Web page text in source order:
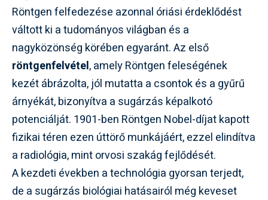
Röntgen felfedezése azonnal óriási érdeklődést
váltott ki a tudományos világban és a
nagyközönség körében egyaránt. Az első
röntgenfelvétel, amely Röntgen feleségének
kezét ábrázolta, jól mutatta a csontok és a gyűrű
árnyékát, bizonyítva a sugárzás képalkotó
potenciálját. 1901-ben Röntgen Nobel-díjat kapott
fizikai téren ezen úttörő munkájáért, ezzel elindítva
a radiológia, mint orvosi szakág fejlődését.
A kezdeti években a technológia gyorsan terjedt,
de a sugárzás biológiai hatásairól még keveset